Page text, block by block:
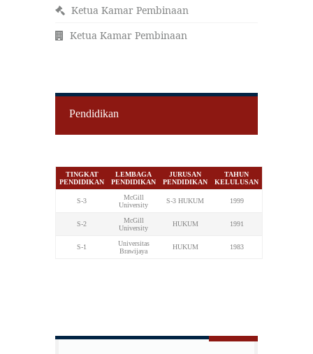
Ketua Kamar Pembinaan
Ketua Kamar Pembinaan
Pendidikan
TINGKAT
PENDIDIKAN
LEMBAGA
PENDIDIKAN
JURUSAN
PENDIDIKAN
TAHUN
KELULUSAN
S-3
McGill
University
S-3 HUKUM 1999
S-2
McGill
University
HUKUM 1991
S-1
Universitas
Brawijaya
HUKUM 1983